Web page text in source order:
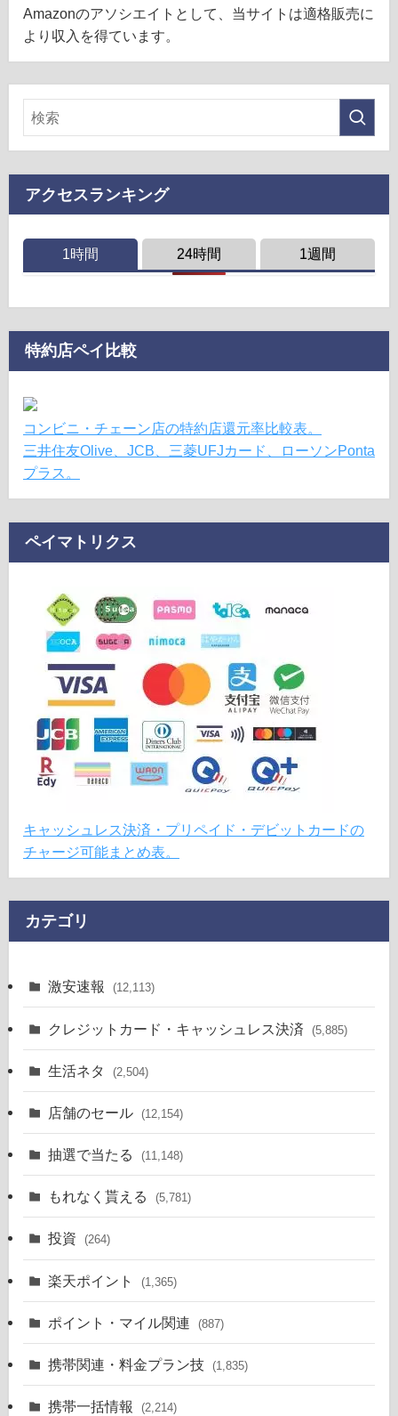
Amazonのアソシエイトとして、当サイトは適格販売に
より収入を得ています。
アクセスランキング
1時間 24時間 1週間
特約店ペイ比較
コンビニ・チェーン店の特約店還元率比較表。
三井住友Olive、JCB、三菱UFJカード、ローソンPonta
プラス。
ペイマトリクス
キャッシュレス決済・プリペイド・デビットカードの
チャージ可能まとめ表。
カテゴリ
激安速報 (12,113)
クレジットカード・キャッシュレス決済 (5,885)
生活ネタ (2,504)
店舗のセール (12,154)
抽選で当たる (11,148)
もれなく貰える (5,781)
投資 (264)
楽天ポイント (1,365)
ポイント・マイル関連 (887)
携帯関連・料金プラン技 (1,835)
携帯一括情報 (2,214)